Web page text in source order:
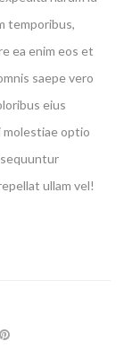
temporibus,
ea enim eos et
saepe vero
eius
molestiae optio
ullam vel!